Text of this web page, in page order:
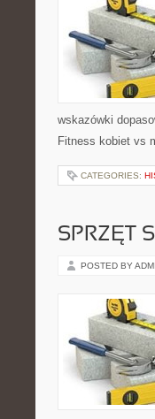
wskazówki
Fitness kobiet vs
CATEGORIES:
SPRZĘT
POSTED BY